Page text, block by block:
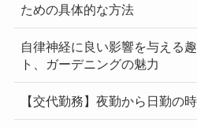
ための具体的な方法
自律神経に良い影響を与える
ト、ガーデニングの魅力
【交代勤務】夜勤から日勤の